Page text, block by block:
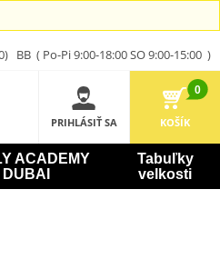
BB ( Po-Pi 9:00-18:00 SO 9:00-15:00 )
PRIHLÁSIŤ SA
0
KOŠÍK
ACADEMY
DUBAI
Tabuľky
velkosti